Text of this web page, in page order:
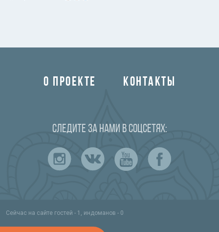
О ПРОЕКТЕ КОНТАКТЫ
Следите за нами в соцсетях:
Сейчас на сайте гостей - 1, индоманов - 0